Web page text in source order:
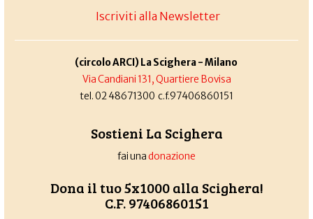
Iscriviti alla Newsletter
(circolo ARCI) La Scighera - Milano
Via Candiani 131, Quartiere Bovisa
tel. 02 48671300 c.f.97406860151
Sostieni La Scighera
fai unadonazione
Dona il tuo 5x1000 alla Scighera!
C.F. 97406860151